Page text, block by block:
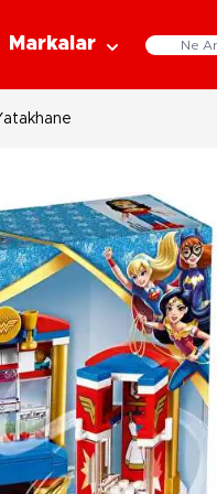
Eğitici Oyuncaklar
Gelişim Oyuncakları
Oyun Hamurları
Müzik Aletleri
Oyunlar
Arkadaş - Aile Kutu Oyunları
Çocuk Kutu Oyunları
Eğitici Oyunlar
3-5 Yaş
Markalar